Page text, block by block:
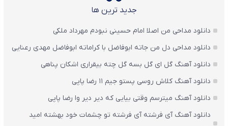
جدید ترین ها
دانلود مداحی من اصلا امام حسینی نبودم مهرداد ملکی
دانلود مداحی دل من جاته ابوفاضل با کراماته ابوفاضل مهدی رعنایی
دانلود آهنگ گل ای گل بسه گل چته بیقراری اشکان پناهی
دانلود آهنگ کلاش روسی پستو جیم ۱۱ رضا پاپی
دانلود آهنگ میترسم وقتی بیایی که دیر دیر وا رضا پاپی
دانلود آهنگ آی فرشته آی فرشته تو چشمات خود بهشته امید